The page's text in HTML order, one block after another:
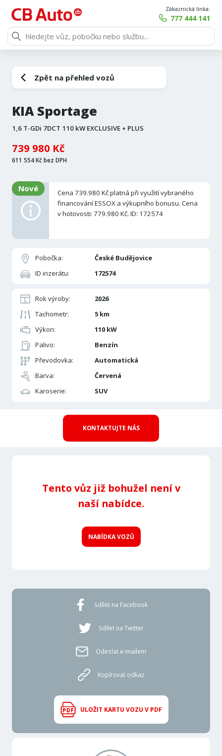
Zákaznická linka:
777 444 141
Zpět na přehled vozů
KIA Sportage
1,6 T-GDi 7DCT 110 kW EXCLUSIVE + PLUS
739 980 Kč
611 554 Kč bez DPH
Pobočka:
České Budějovice
ID inzerátu:
172574
Rok výroby:
2026
Tachometr:
5 km
Výkon:
110 kW
Palivo:
Benzín
Převodovka:
Automatická
Barva:
Červená
Karoserie:
SUV
Nové
Cena 739.980 Kč platná při využití vybraného
financování ESSOX a výkupního bonusu. Cena
v hotovosti: 779.980 Kč. ID: 172574
KONTAKTUJTE NÁS
Tento vůz již bohužel není v
naší nabídce.
NABÍDKA VOZŮ
Sdílet na Facebook
Sdílet na Twitter
Odeslat e-mailem
Kopírovat odkaz
ULOŽIT KARTU VOZU V PDF